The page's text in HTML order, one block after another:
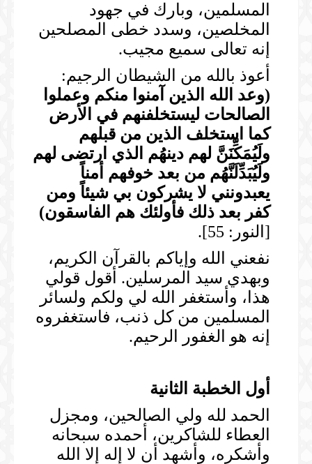
المسلمين، وبارك في جهود
المخلصين، وسدد خطى المصلحين
إنه تعالى سميع مجيب.
أعوذ بالله من الشيطان الرجيم:
(وعد الله الذين آمنوا منكم وعملوا
الصالحات ليستخلفنهم في الأرض
كما استخلف الذين من قبلهم
ولَيُمَكِّنَنَّ لهم دينهُم الذي ارتضى لهم
ولَيُبَدِّلَنَّهُم من بعد خوفهم أمناً
يعبدونني لا يشركون بي شيئاً ومن
كفر بعد ذلك فأولئك هم الفاسقون)
[النور: 55].
نفعني الله وإياكم بالقرآن الكريم،
وبهدي سيد المرسلين. أقول قولي
هذا، وأستغفر الله لي ولكم ولسائر
المسلمين من كل ذنب، فاستغفروه
إنه هو الغفور الرحيم.
أول الخطبة الثانية
الحمد لله ولي الصالحين، ومجزل
العطاء للشاكرين، أحمده سبحانه
وأشكره، وأشهد أن لا إله إلا الله